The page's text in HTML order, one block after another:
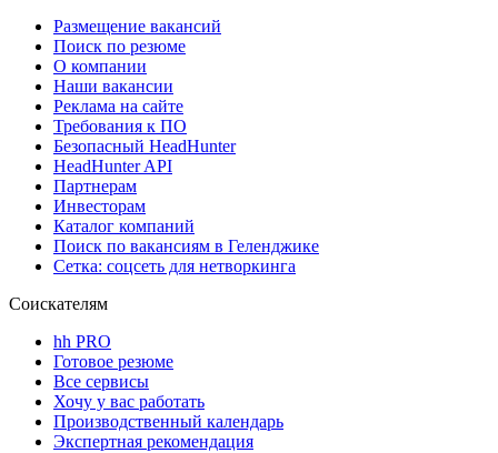
Размещение вакансий
Поиск по резюме
О компании
Наши вакансии
Реклама на сайте
Требования к ПО
Безопасный HeadHunter
HeadHunter API
Партнерам
Инвесторам
Каталог компаний
Поиск по вакансиям в Геленджике
Сетка: соцсеть для нетворкинга
Соискателям
hh PRO
Готовое резюме
Все сервисы
Хочу у вас работать
Производственный календарь
Экспертная рекомендация